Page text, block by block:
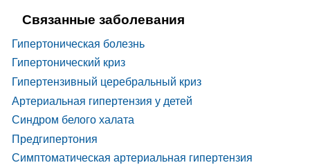
Дофам
метики
торы
ропионилм
линовая
кислота
Беназеприл
Зофенопри
л
Зокардис
Каптоприл
УБФ|Катопил|Велтокор |Веро-Каптоприл
Связанные заболевания
Гипертоническая болезнь
Гипертонический криз
Гипертензивный церебральный криз
Артериальная гипертензия у детей
Синдром белого халата
Предгипертония
Симптоматическая артериальная гипертензия